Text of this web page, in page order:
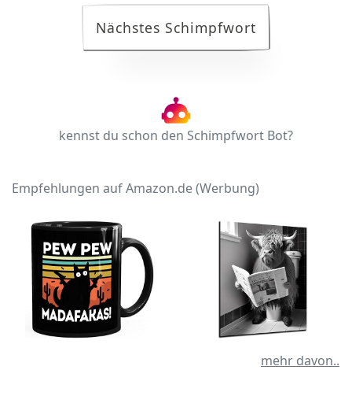
Nächstes Schimpfwort
kennst du schon den Schimpfwort Bot?
Empfehlungen auf Amazon.de (Werbung)
mehr davon..